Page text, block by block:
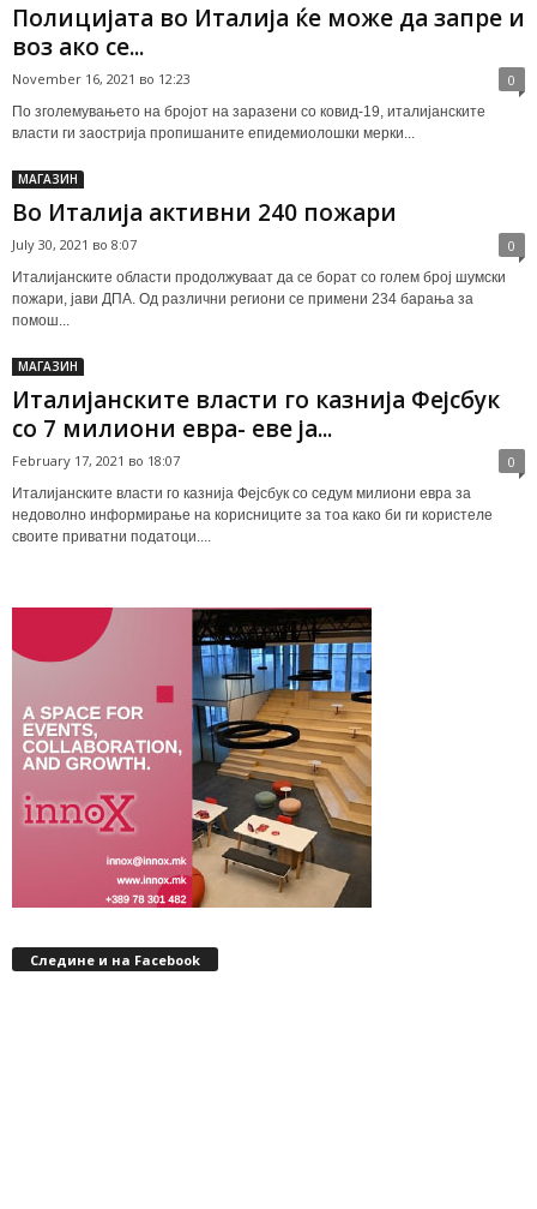
Полицијата во Италија ќе може да запре и
воз ако се...
November 16, 2021 во 12:23 0
По зголемувањето на бројот на заразени со ковид-19, италијанските
власти ги заострија пропишаните епидемиолошки мерки...
МАГАЗИН
Во Италија активни 240 пожари
July 30, 2021 во 8:07 0
Италијанските области продолжуваат да се борат со голем број шумски
пожари, јави ДПА. Од различни региони се примени 234 барања за
помош...
МАГАЗИН
Италијанските власти го казнија Фејсбук
со 7 милиони евра- еве ја...
February 17, 2021 во 18:07 0
Италијанските власти го казнија Фејсбук со седум милиони евра за
недоволно информирање на корисниците за тоа како би ги користеле
своите приватни податоци....
Следине и на Facebook